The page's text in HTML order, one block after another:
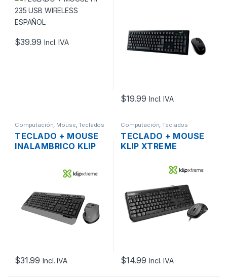
$39.99 Incl. IVA
$19.99 Incl. IVA
Computación, Mouse,Teclados
TECLADO + MOUSE
INALAMBRICO KLIP
$31.99 Incl. IVA
Computación,Teclados
TECLADO + MOUSE
KLIP XTREME
USB ESPAÑOL
$14.99 Incl. IVA